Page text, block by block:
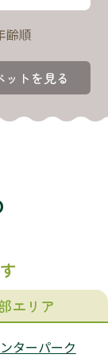
齢順
ットを見る
エリア
ターパーク